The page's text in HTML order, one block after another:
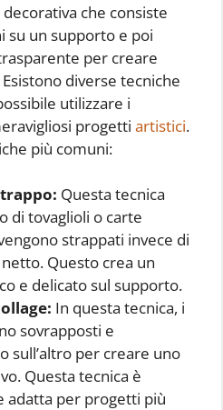
che consiste
su un supporto e poi
per creare
diverse tecniche
utilizzare i
progetti artistici.
più comuni:
Questa tecnica
di tovaglioli o carte
strappati invece di
Questo crea un
e delicato sul supporto.
In questa tecnica, i
sovrapposti e
sull’altro per creare uno
Questa tecnica è
adatta per progetti più